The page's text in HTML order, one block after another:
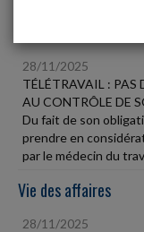
28/11/2025
TÉLÉTRAVAIL : PAS
AU CONTRÔLE DE
Du fait de son
prendre en
par le médecin du
Vie des affaires
28/11/2025